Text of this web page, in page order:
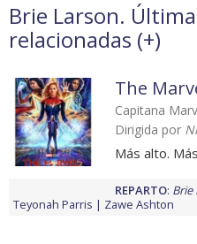
Brie Larson.
relacionadas (+)
The
Capitana
Dirigida por
Más alto.
REPARTO: Brie
Teyonah Parris
Zawe Ashton